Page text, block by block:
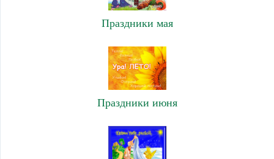
Праздники мая
Праздники июня